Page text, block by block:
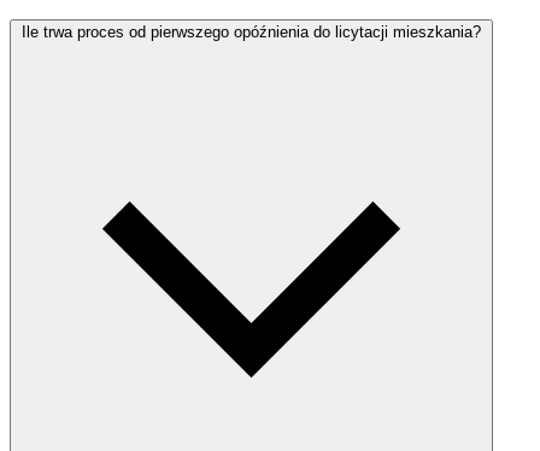
Ile trwa proces od pierwszego opóźnienia do licytacji mieszkania?